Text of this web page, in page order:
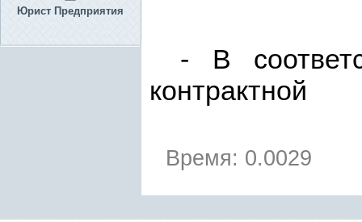
Юрист Предприятия
- В
контрактной
Время: 0.0029